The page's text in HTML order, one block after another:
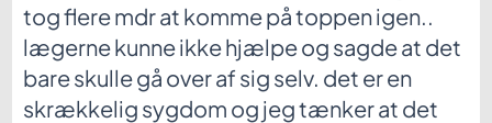
tog flere mdr at komme på toppen igen..
lægerne kunne ikke hjælpe og sagde at det
bare skulle gå over af sig selv. det er en
skrækkelig sygdom og jeg tænker at det